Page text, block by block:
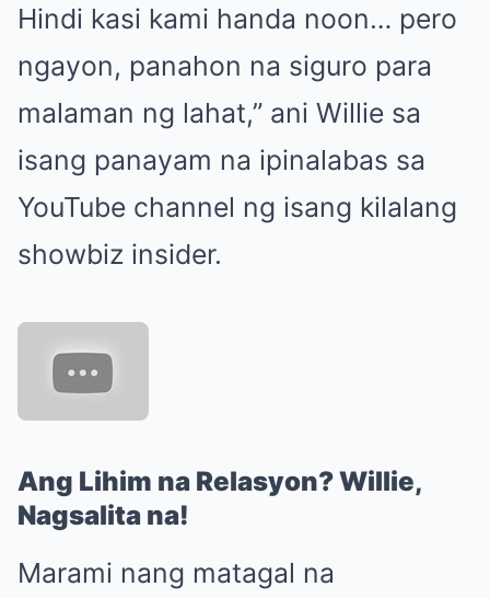
Hindi kasi kami handa noon… pero
ngayon, panahon na siguro para
malaman ng lahat,” ani Willie sa
isang panayam na ipinalabas sa
YouTube channel ng isang kilalang
showbiz insider.
Ang Lihim na Relasyon? Willie,
Nagsalita na!
Marami nang matagal na